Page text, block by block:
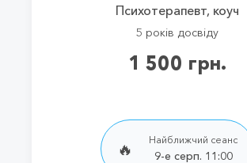
Психотерапевт, коуч
5 років досвіду
1 500 грн.
🔥
Найближчий сеанс
9-е серп. 11:00